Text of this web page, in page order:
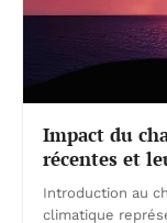
Impact du
récentes et
Introduction au
climatique